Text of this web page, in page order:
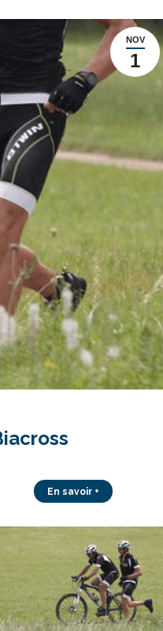
NOV
1
En savoir +